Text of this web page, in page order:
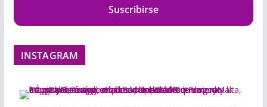
Suscribirse
INSTAGRAM